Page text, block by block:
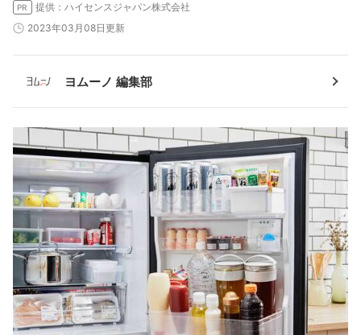
PR
提供：ハイセンスジャパン株式会社
2023年03月08日更新
ヨムーノ 編集部